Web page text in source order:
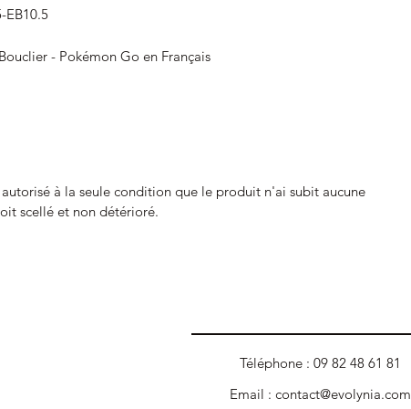
EB10.5
- Pokémon Go en Français
à la seule condition que le produit n'ai subit aucune
scellé et non détérioré.
Téléphone : 09 82 48 61 81
Email : contact@evolynia.com